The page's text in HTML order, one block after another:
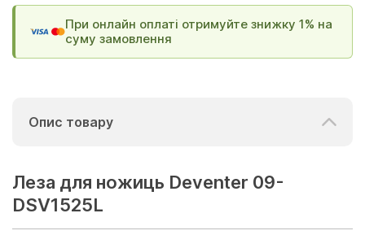
При онлайн оплаті отримуйте знижку 1% на
суму замовлення
Опис товару
Леза для ножиць Deventer 09-
DSV1525L